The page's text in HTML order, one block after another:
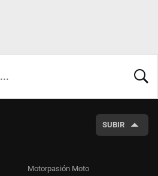
SUBIR
Motorpasión Moto